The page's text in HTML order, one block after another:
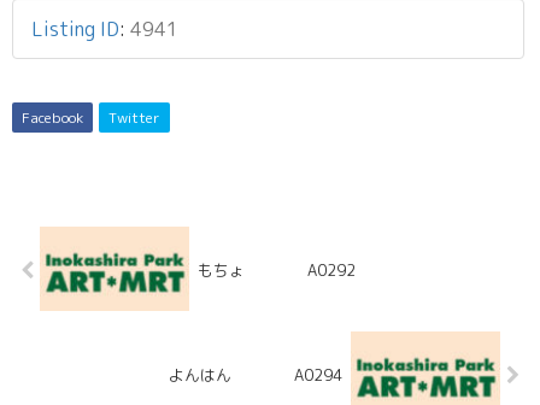
Listing ID: 4941
Facebook Twitter
もちょ A0292
よんはん A0294